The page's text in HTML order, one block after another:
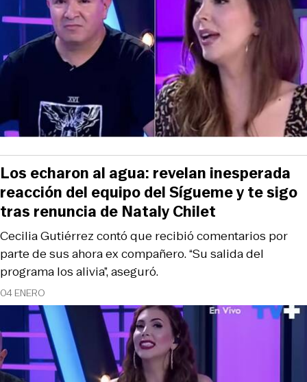
04 ENERO
Cecilia Gutiérrez contó que recibió comentarios por
parte de sus ahora ex compañero. “Su salida del
programa los alivia”, aseguró.
Los echaron al agua: revelan inesperada
reacción del equipo del Sígueme y te sigo
tras renuncia de Nataly Chilet